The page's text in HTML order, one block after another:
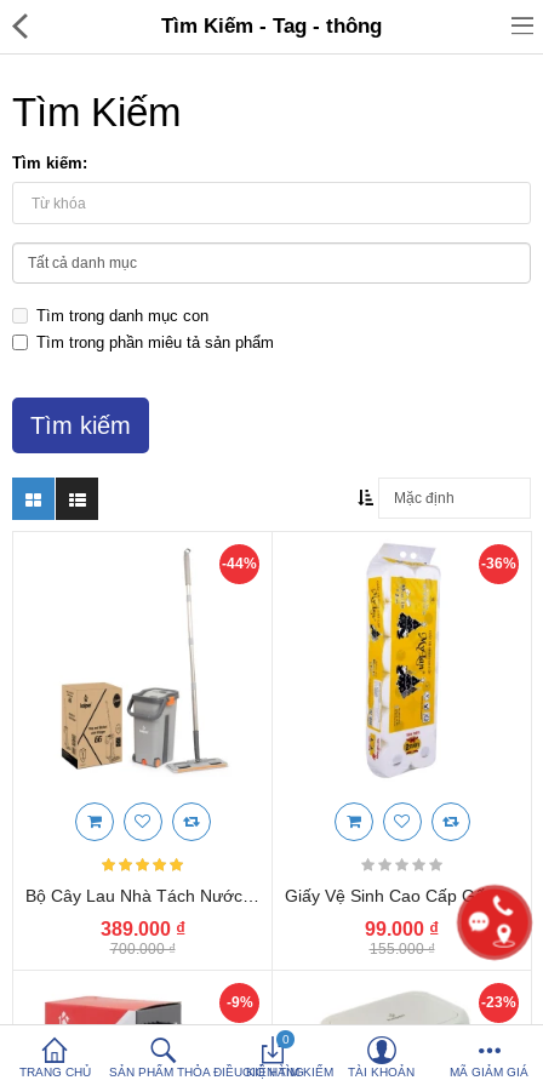
Điện gia dụng
Đồ tiện ích
Sản phẩm khác
Tin tức
Hotline: 0816 505 655
Tải App SanHangRe nhận Quà
TRANG CHỦ SẢN PHẨM THỎA ĐIỀU KIỆN TÌM KIẾM
0
GIỎ HÀNG TÀI KHOẢN MÃ GIẢM GIÁ
Tìm Kiếm - Tag - thông
Tìm Kiếm
Tìm kiếm:
Tìm trong danh mục con
Tìm trong phần miêu tả sản phẩm
-44%
389.000 ₫
700.000 ₫
-36%
Giấy Vệ Sinh Cao Cấp Gấu Thông My Lan 4 Lớp (12 Cuộn Có Lõi)
99.000 ₫
155.000 ₫
-9% -23%